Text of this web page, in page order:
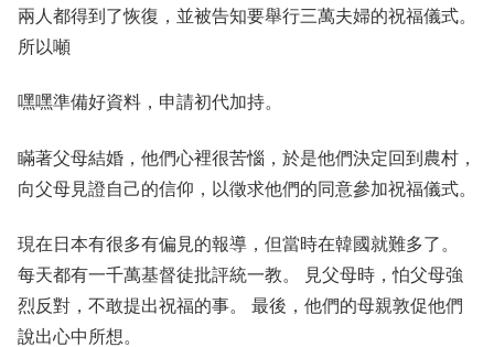
兩人都得到了恢復，並被告知要舉行三萬夫婦的祝福儀式。
所以噸
嘿嘿準備好資料，申請初代加持。
瞞著父母結婚，他們心裡很苦惱，於是他們決定回到農村，
向父母見證自己的信仰，以徵求他們的同意參加祝福儀式。
現在日本有很多有偏見的報導，但當時在韓國就難多了。
每天都有一千萬基督徒批評統一教。 見父母時，怕父母強
烈反對，不敢提出祝福的事。 最後，他們的母親敦促他們
說出心中所想。